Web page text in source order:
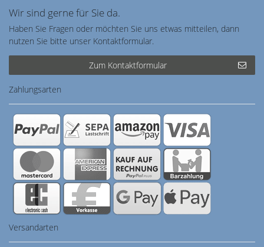
Wir sind gerne für Sie da.
Haben Sie Fragen oder möchten Sie uns etwas mitteilen, dann
nutzen Sie bitte unser Kontaktformular.
Zum Kontaktformular
Zahlungsarten
Versandarten